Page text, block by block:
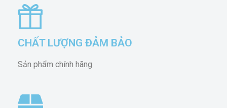
CHẤT LƯỢNG ĐẢM BẢO
Sản phẩm chính hãng